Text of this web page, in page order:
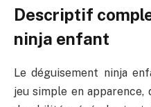
Descriptif
ninja enfant
Le déguisement ninja
jeu simple en apparence,